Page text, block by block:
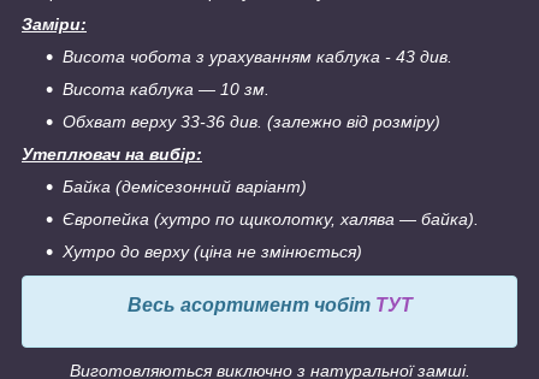
Заміри:
Висота чобота з урахуванням каблука - 43 див.
Висота каблука ― 10 зм.
Обхват верху 33-36 див. (залежно від розміру)
Утеплювач на вибір:
Байка (демісезонний варіант)
Європейка (хутро по щиколотку, халява ― байка).
Хутро до верху (ціна не змінюється)
Весь асортимент чобіт ТУТ
Виготовляються виключно з натуральної замші.